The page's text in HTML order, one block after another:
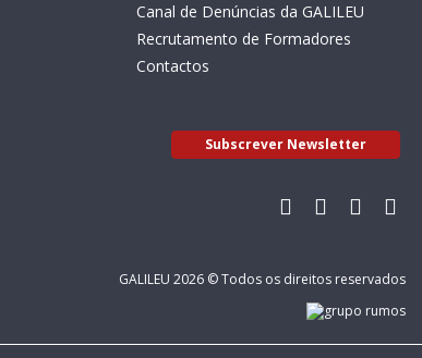
Canal de Denúncias da GALILEU
Recrutamento de Formadores
Contactos
Subscrever Newsletter
GALILEU 2026 © Todos os direitos reservados